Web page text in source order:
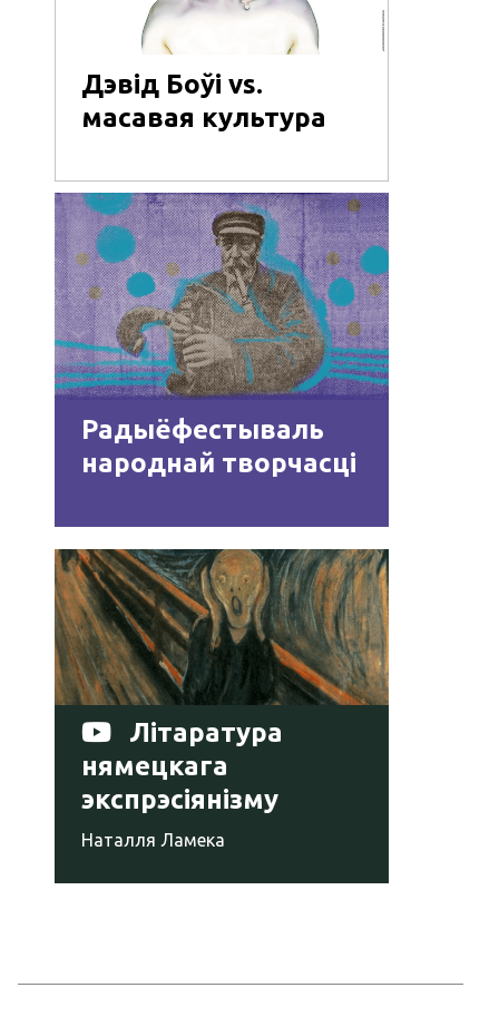
Дэвід Боўі vs.
масавая культура
Радыёфестываль
народнай творчасці
Літаратура
нямецкага
экспрэсіянізму
Наталля Ламека